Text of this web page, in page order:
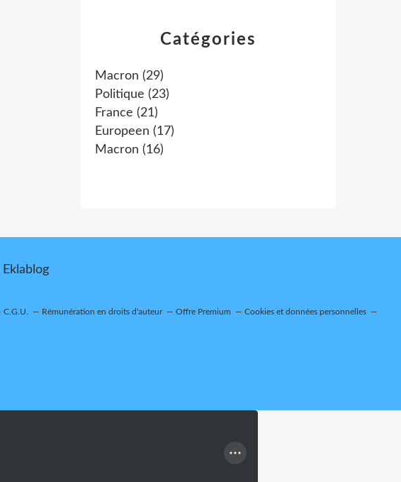
Catégories
Macron (29)
Politique (23)
France (21)
Europeen (17)
Macron (16)
Eklablog
C.G.U. Rémunération en droits d'auteur Offre Premium Cookies et données personnelles